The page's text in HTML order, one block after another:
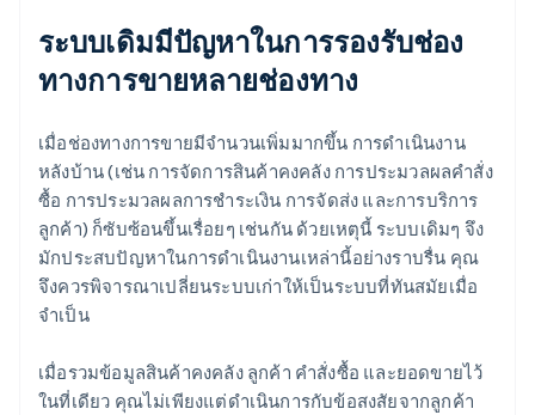
ระบบเดิมมีปัญหาในการรองรับช่อง
ทางการขายหลายช่องทาง
เมื่อช่องทางการขายมีจำนวนเพิ่มมากขึ้น การดำเนินงาน
หลังบ้าน (เช่น การจัดการสินค้าคงคลัง การประมวลผลคำสั่ง
ซื้อ การประมวลผลการชำระเงิน การจัดส่ง และการบริการ
ลูกค้า) ก็ซับซ้อนขึ้นเรื่อยๆ เช่นกัน ด้วยเหตุนี้ ระบบเดิมๆ จึง
มักประสบปัญหาในการดำเนินงานเหล่านี้อย่างราบรื่น คุณ
จึงควรพิจารณาเปลี่ยนระบบเก่าให้เป็นระบบที่ทันสมัยเมื่อ
จำเป็น
เมื่อรวมข้อมูลสินค้าคงคลัง ลูกค้า คำสั่งซื้อ และยอดขายไว้
ในที่เดียว คุณไม่เพียงแต่ดำเนินการกับข้อสงสัยจากลูกค้า